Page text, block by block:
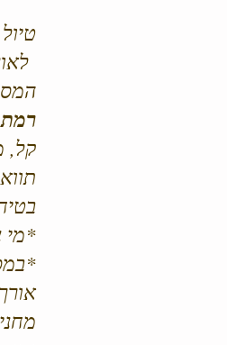
קל,
*מי